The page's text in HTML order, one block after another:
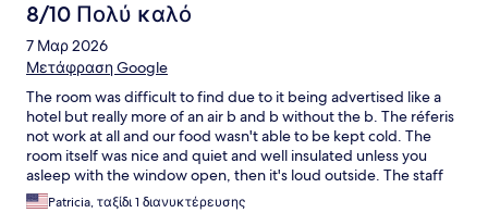
8/10 Πολύ καλό
7 Μαρ 2026
Μετάφραση Google
The room was difficult to find due to it being advertised like a
hotel but really more of an air b and b without the b. The réferis
not work at all and our food wasn't able to be kept cold. The
room itself was nice and quiet and well insulated unless you
asleep with the window open, then it's loud outside. The staff
was kind. The location was decent.
Patricia, ταξίδι 1 διανυκτέρευσης